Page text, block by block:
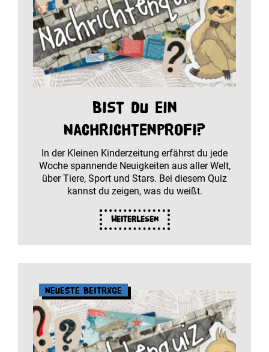
Bist du ein
Nachrichtenprofi?
In der Kleinen Kinderzeitung erfährst du jede
Woche spannende Neuigkeiten aus aller Welt,
über Tiere, Sport und Stars. Bei diesem Quiz
kannst du zeigen, was du weißt.
Weiterlesen
Neueste Beiträge